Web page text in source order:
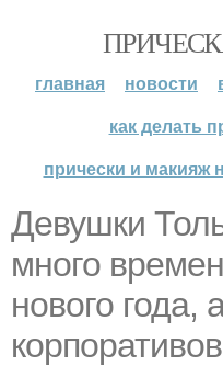
главная новости
как делать
прически и макияж
Девушки
много
нового года,